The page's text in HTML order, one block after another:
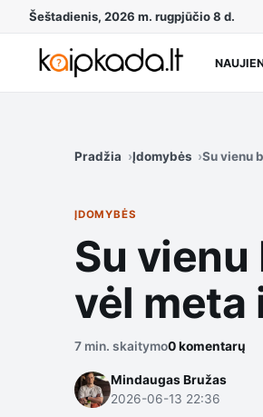
Šeštadienis, 2026 m. rugpjūčio 8 d.
Pradžia Įdomybės Su vienu
ĮDOMYBĖS
Su vienu
vėl meta
7 min. skaitymo0 komentarų
Mindaugas Bružas
2026-06-13 22:36